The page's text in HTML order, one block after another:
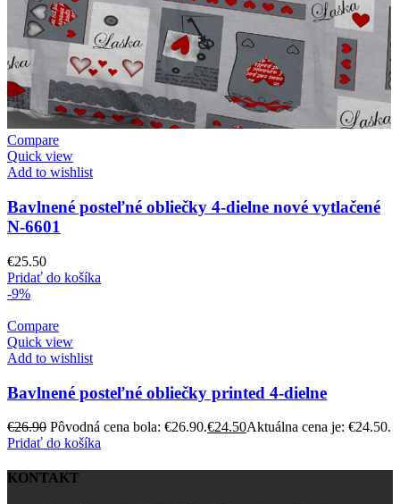
Compare
Quick view
Add to wishlist
Bavlnené posteľné obliečky 4-dielne nové vytlačené
N-6601
€25.50
Pridať do košíka
-9%
Compare
Quick view
Add to wishlist
Bavlnené posteľné obliečky printed 4-dielne
€26.90 Pôvodná cena bola: €26.90.€24.50Aktuálna cena je: €24.50.
Pridať do košíka
KONTAKT